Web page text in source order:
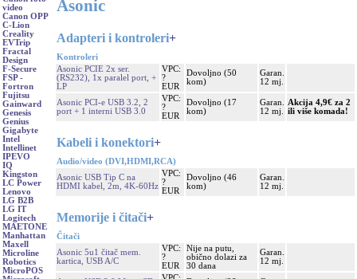
video
Canon OPP
C-Lion
Creality
EVTrip
Fractal
Design
F-Secure
FSP -
Fortron
Fujitsu
Gainward
Genesis
Genius
Gigabyte
Intel
Intellinet
IPEVO
IQ
Kingston
LC Power
Lenovo
LG B2B
LG IT
Logitech
MAETONE
Manhattan
Maxell
Microline
Robotics
MicroPOS
Asonic
Adapteri i kontroleri+
Kontroleri
Asonic PCIE 2x ser.
(RS232), 1x paralel port, +
LP
VPC:
?
EUR
Dovoljno (50
kom)
Garan.
12 mj.
Asonic PCI-e USB 3.2, 2
port + 1 interni USB 3.0
VPC:
?
EUR
Dovoljno (17
kom)
Garan.
12 mj.
Akcija 4,9€ za 2
ili više komada!
Kabeli i konektori+
Audio/video (DVI,HDMI,RCA)
Asonic USB Tip C na
HDMI kabel, 2m, 4K-60Hz
VPC:
?
EUR
Dovoljno (46
kom)
Garan.
12 mj.
Memorije i čitači+
Čitači
Asonic 5u1 čitač mem.
kartica, USB A/C
VPC:
?
EUR
Nije na putu,
obično dolazi za
30 dana
Garan.
12 mj.